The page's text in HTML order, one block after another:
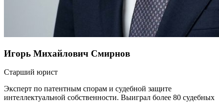
Игорь Михайлович Смирнов
Старший юрист
Эксперт по патентным спорам и судебной защите
интеллектуальной собственности. Выиграл более 80 судебных